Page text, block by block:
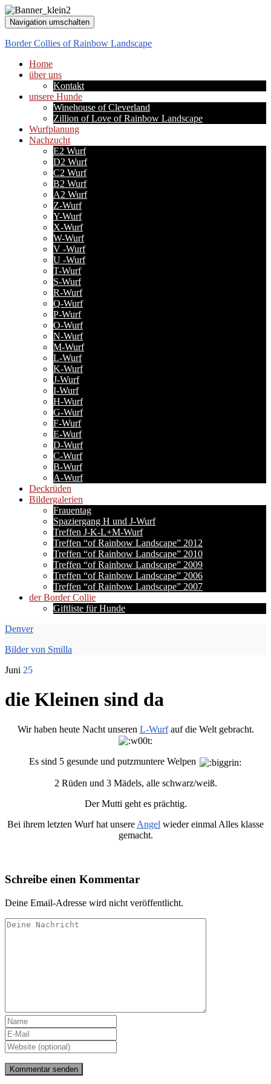
Navigation umschalten
Border Collies of Rainbow Landscape
Home
über uns
Kontakt
unsere Hunde
Winehouse of Cleverland
Zillion of Love of Rainbow Landscape
Wurfplanung
Nachzucht
E2 Wurf
D2 Wurf
C2 Wurf
B2 Wurf
A2 Wurf
Z-Wurf
Y-Wurf
X-Wurf
W-Wurf
V -Wurf
U -Wurf
T-Wurf
S-Wurf
R-Wurf
Q-Wurf
P-Wurf
O-Wurf
N-Wurf
M-Wurf
L-Wurf
K-Wurf
J-Wurf
I-Wurf
H-Wurf
G-Wurf
F-Wurf
E-Wurf
D-Wurf
C-Wurf
B-Wurf
A-Wurf
Deckrüden
Bildergalerien
Frauentag
Spaziergang H und J-Wurf
Treffen J-K-L+M-Wurf
Treffen “of Rainbow Landscape” 2012
Treffen “of Rainbow Landscape” 2010
Treffen “of Rainbow Landscape” 2009
Treffen “of Rainbow Landscape” 2006
Treffen “of Rainbow Landscape” 2007
der Border Collie
Giftliste für Hunde
Denver
Bilder von Smilla
Juni 25
die Kleinen sind da
Wir haben heute Nacht unseren L-Wurfauf die Welt gebracht.
Es sind 5 gesunde und putzmuntere Welpen
2 Rüden und 3 Mädels, alle schwarz/weiß.
Der Mutti geht es prächtig.
Bei ihrem letzten Wurf hat unsere Angel wieder einmal Alles klasse
gemacht.
Schreibe einen Kommentar
Deine Email-Adresse wird nicht veröffentlicht.